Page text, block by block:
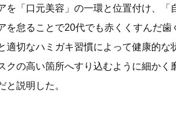
を「口元美容」の一環と位置付け、「
を怠ることで20代でも赤くくすんだ
適切なハミガキ習慣によって健康的な
クの高い箇所へすり込むように細かく
と説明した。